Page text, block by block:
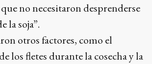
no necesitaron desprenderse
la soja”.
otros factores, como el
los fletes durante la cosecha y la